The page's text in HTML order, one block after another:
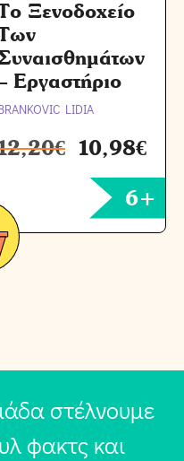
Ξενοδοχείο
Εργαστήριο
LIDIA
€ 10,98€
6+
στέλνουμε
φακτς και